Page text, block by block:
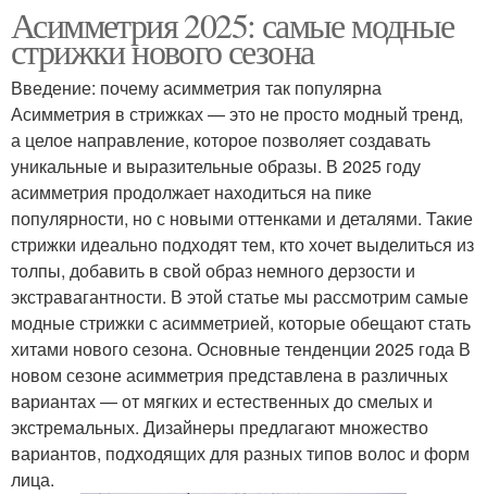
Асимметрия 2025: самые модные
стрижки нового сезона
Введение: почему асимметрия так популярна
Асимметрия в стрижках — это не просто модный тренд,
а целое направление, которое позволяет создавать
уникальные и выразительные образы. В 2025 году
асимметрия продолжает находиться на пике
популярности, но с новыми оттенками и деталями. Такие
стрижки идеально подходят тем, кто хочет выделиться из
толпы, добавить в свой образ немного дерзости и
экстравагантности. В этой статье мы рассмотрим самые
модные стрижки с асимметрией, которые обещают стать
хитами нового сезона. Основные тенденции 2025 года В
новом сезоне асимметрия представлена в различных
вариантах — от мягких и естественных до смелых и
экстремальных. Дизайнеры предлагают множество
вариантов, подходящих для разных типов волос и форм
лица.